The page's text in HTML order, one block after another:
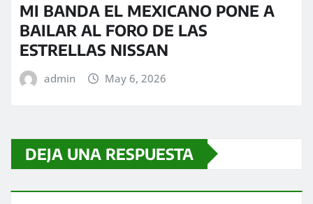
MI BANDA EL MEXICANO PONE A
BAILAR AL FORO DE LAS
ESTRELLAS NISSAN
admin May 6, 2026
DEJA UNA RESPUESTA